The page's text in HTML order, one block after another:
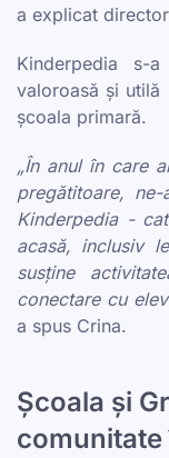
a explicat
Kinderpedia
valoroasă și
școala primară.
„În anul în care
pregătitoare,
Kinderpedia -
acasă, inclusiv
susține
conectare cu
a spus Crina.
Școala și